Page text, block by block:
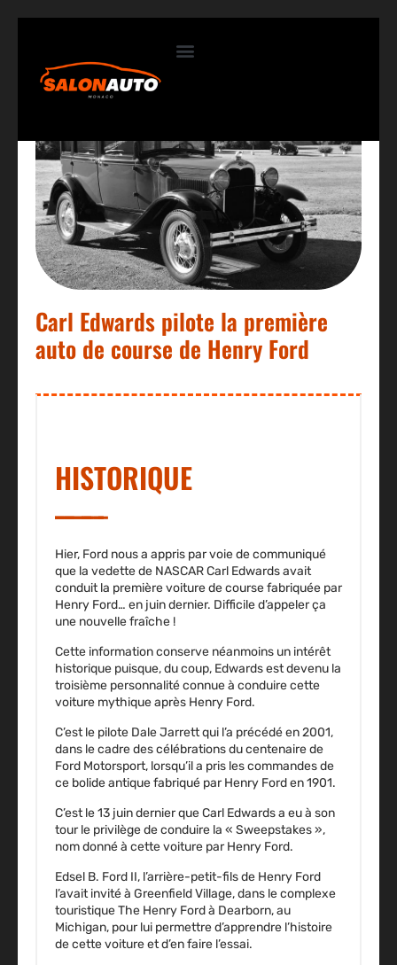
Carl Edwards pilote la première
auto de course de Henry Ford
HISTORIQUE
Hier, Ford nous a appris par voie de communiqué
que la vedette de NASCAR Carl Edwards avait
conduit la première voiture de course fabriquée par
Henry Ford… en juin dernier. Difficile d’appeler ça
une nouvelle fraîche !
Cette information conserve néanmoins un intérêt
historique puisque, du coup, Edwards est devenu la
troisième personnalité connue à conduire cette
voiture mythique après Henry Ford.
C’est le pilote Dale Jarrett qui l’a précédé en 2001,
dans le cadre des célébrations du centenaire de
Ford Motorsport, lorsqu’il a pris les commandes de
ce bolide antique fabriqué par Henry Ford en 1901.
C’est le 13 juin dernier que Carl Edwards a eu à son
tour le privilège de conduire la « Sweepstakes »,
nom donné à cette voiture par Henry Ford.
Edsel B. Ford II, l’arrière-petit-fils de Henry Ford
l’avait invité à Greenfield Village, dans le complexe
touristique The Henry Ford à Dearborn, au
Michigan, pour lui permettre d’apprendre l’histoire
de cette voiture et d’en faire l’essai.